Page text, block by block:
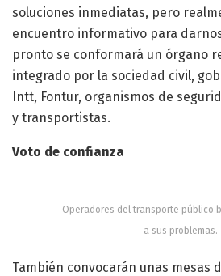
soluciones inmediatas, pero
encuentro informativo para
pronto se conformará un órgano
integrado por la sociedad civil,
Intt, Fontur, organismos de
y transportistas.
Voto de confianza
Operadores del transporte público
a sus problemas.
También convocarán unas mesas